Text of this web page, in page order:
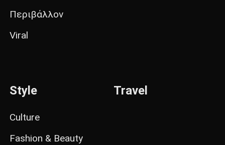
Περιβάλλον
Viral
Style
Culture
Fashion & Beauty
Travel